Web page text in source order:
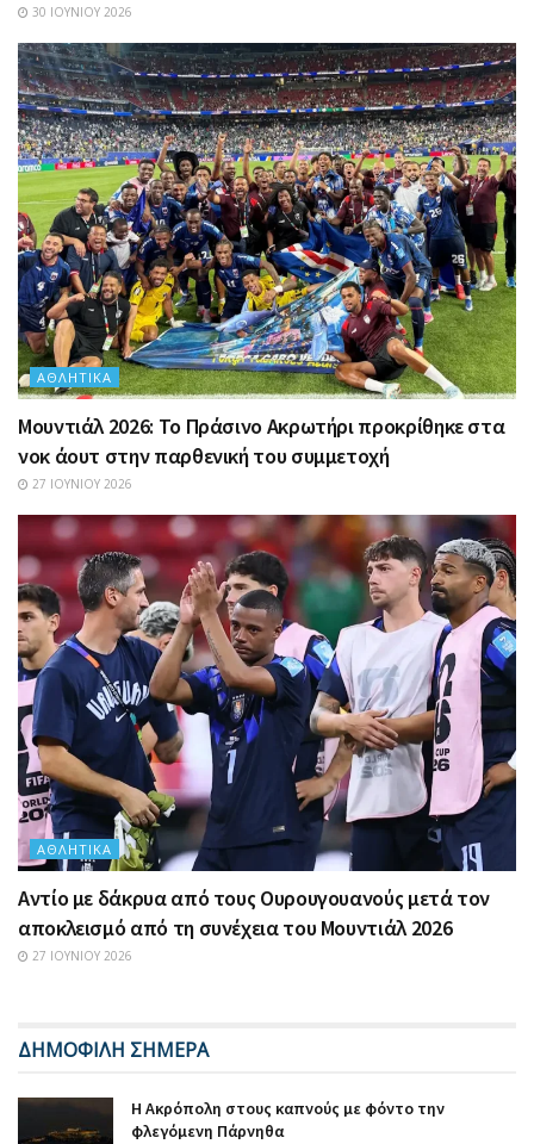
30 ΙΟΥΝΊΟΥ 2026
ΑΘΛΗΤΙΚΆ
Μουντιάλ 2026: Το Πράσινο Ακρωτήρι προκρίθηκε στα
νοκ άουτ στην παρθενική του συμμετοχή
27 ΙΟΥΝΊΟΥ 2026
ΑΘΛΗΤΙΚΆ
Αντίο με δάκρυα από τους Ουρουγουανούς μετά τον
αποκλεισμό από τη συνέχεια του Μουντιάλ 2026
27 ΙΟΥΝΊΟΥ 2026
ΔΗΜΟΦΙΛΗ ΣΗΜΕΡΑ
Η Ακρόπολη στους καπνούς με φόντο την
φλεγόμενη Πάρνηθα